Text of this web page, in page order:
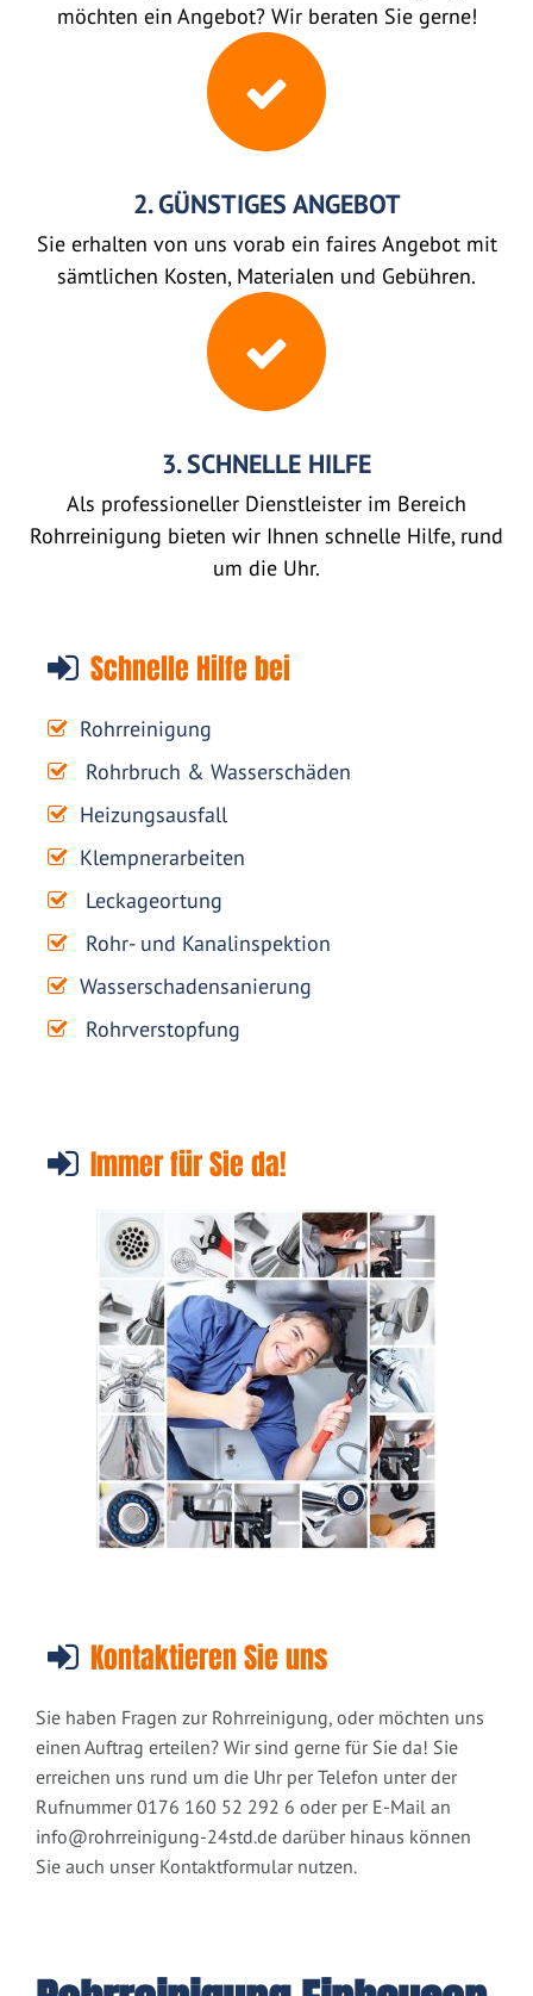
möchten ein Angebot? Wir beraten Sie gerne!
2. GÜNSTIGES ANGEBOT
Sie erhalten von uns vorab ein faires Angebot mit
sämtlichen Kosten, Materialen und Gebühren.
3. SCHNELLE HILFE
Als professioneller Dienstleister im Bereich
Rohrreinigung bieten wir Ihnen schnelle Hilfe, rund
um die Uhr.
Schnelle Hilfe bei
Rohrreinigung
Rohrbruch & Wasserschäden
Heizungsausfall
Klempnerarbeiten
Leckageortung
Rohr- und Kanalinspektion
Wasserschadensanierung
Rohrverstopfung
Immer für Sie da!
Kontaktieren Sie uns
Sie haben Fragen zur Rohrreinigung, oder möchten uns
einen Auftrag erteilen? Wir sind gerne für Sie da! Sie
erreichen uns rund um die Uhr per Telefon unter der
Rufnummer 0176 160 52 292 6 oder per E-Mail an
info@rohrreinigung-24std.de darüber hinaus können
Sie auch unser Kontaktformular nutzen.